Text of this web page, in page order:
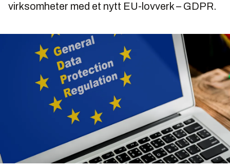
virksomheter med et nytt EU-lovverk – GDPR.